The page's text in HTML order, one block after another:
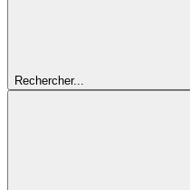
Rechercher...